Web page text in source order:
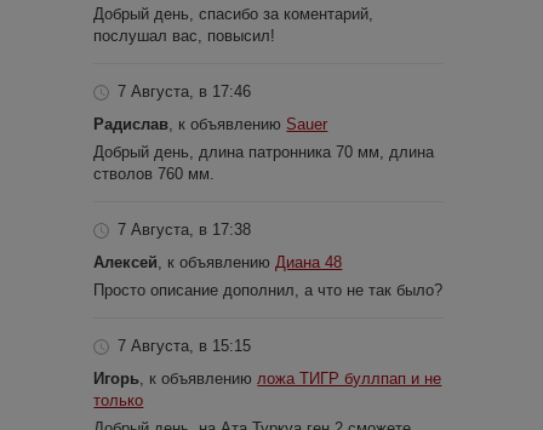
Добрый день, спасибо за коментарий,
послушал вас, повысил!
7 Августа, в 17:46
Радислав , к объявлению Sauer
Добрый день, длина патронника 70 мм, длина
стволов 760 мм.
7 Августа, в 17:38
Алексей , к объявлению Диана 48
Просто описание дополнил, а что не так было?
7 Августа, в 15:15
Игорь , к объявлению ложа ТИГР буллпап и не
только